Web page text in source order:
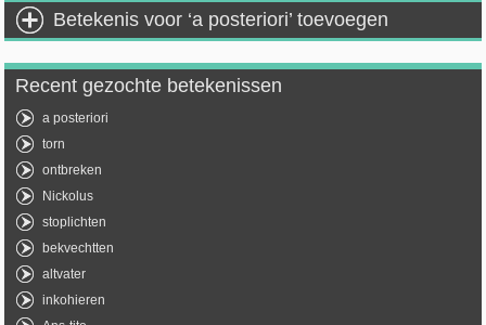
Betekenis voor ‘a posteriori’ toevoegen
Recent gezochte betekenissen
a posteriori
torn
ontbreken
Nickolus
stoplichten
bekvechtten
altvater
inkohieren